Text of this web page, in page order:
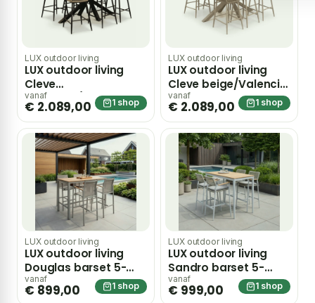
LUX outdoor living
LUX outdoor living
Cleve
antraciet/Valencia
Sahara Dust dining
barset | 6 personen |
teakhout + touw |
240cm
vanaf
€ 2.089,00 1 shop
LUX outdoor living
LUX outdoor living
Cleve beige/Valencia
Sandstone dining
barset | 6 personen |
teakhout + touw |
240cm
vanaf
€ 2.089,00 1 shop
LUX outdoor living
LUX outdoor living
Douglas barset 5-
delig | aluminium |
beige | 150cm
vanaf
€ 899,00 1 shop
LUX outdoor living
LUX outdoor living
Sandro barset 5-
delig | aluminium +
teakhout | 140cm
vanaf
€ 999,00 1 shop